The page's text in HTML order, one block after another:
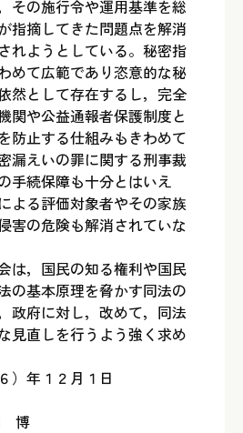
その施行令や運用基準を総
指摘してきた問題点を解消
れようとしている。秘密指
めて広範であり恣意的な秘
然として存在するし，完全
関や公益通報者保護制度と
防止する仕組みもきわめて
漏えいの罪に関する刑事裁
手続保障も十分とはいえ
よる評価対象者やその家族
害の危険も解消されていな
は，国民の知る権利や国民
の基本原理を脅かす同法の
政府に対し，改めて，同法
見直しを行うよう強く求め
）年１２月１日
博